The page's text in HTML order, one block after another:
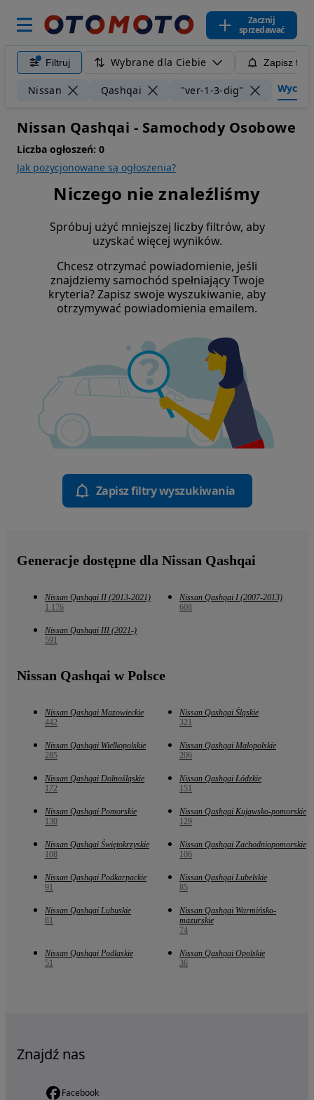
Zacznij
sprzedawać
Filtruj Wybrane dla Ciebie Zapisz
Nissan Qashqai "ver-1-3-dig"
Nissan Qashqai - Samochody Osobowe
Liczba ogłoszeń: 0
Jak pozycjonowane są ogłoszenia?
Niczego nie znaleźliśmy
Spróbuj użyć mniejszej liczby filtrów, aby
uzyskać więcej wyników.
Chcesz otrzymać powiadomienie, jeśli
znajdziemy samochód spełniający Twoje
kryteria? Zapisz swoje wyszukiwanie, aby
otrzymywać powiadomienia emailem.
Zapisz filtry wyszukiwania
Generacje dostępne dla Nissan Qashqai
Nissan Qashqai II (2013-2021)
1 176
Nissan Qashqai I (2007-2013)
608
Nissan Qashqai III (2021-)
591
Nissan Qashqai w Polsce
Nissan Qashqai Mazowieckie
442
Nissan Qashqai Śląskie
321
Nissan Qashqai Wielkopolskie
285
Nissan Qashqai Małopolskie
206
Nissan Qashqai Dolnośląskie
172
Nissan Qashqai Łódzkie
151
Nissan Qashqai Pomorskie
130
Nissan Qashqai Kujawsko-pomorskie
129
Nissan Qashqai Świętokrzyskie
108
Nissan Qashqai Zachodniopomorskie
106
Nissan Qashqai Podkarpackie
91
Nissan Qashqai Lubelskie
85
Nissan Qashqai Lubuskie
81
Nissan Qashqai Warmińsko-
mazurskie
74
Nissan Qashqai Podlaskie
51
Nissan Qashqai Opolskie
36
Znajdź nas
Facebook